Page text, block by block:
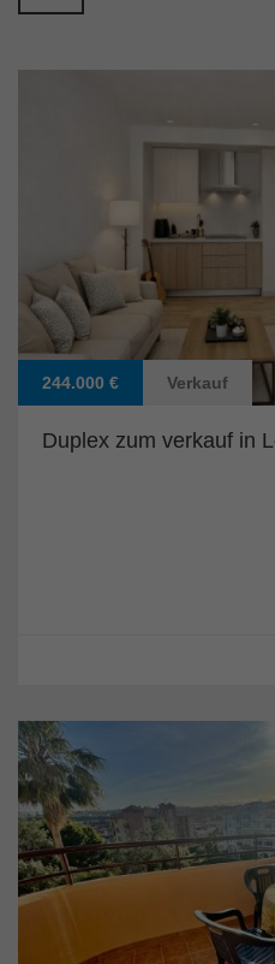
244.000 € Verkauf
Duplex zum verkauf in